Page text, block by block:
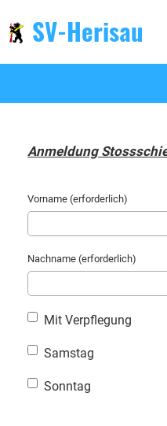
SV-Herisau
Anmeldung
Vorname (erforderlich)
Nachname (erforderlich)
Mit Verpflegung
Samstag
Sonntag